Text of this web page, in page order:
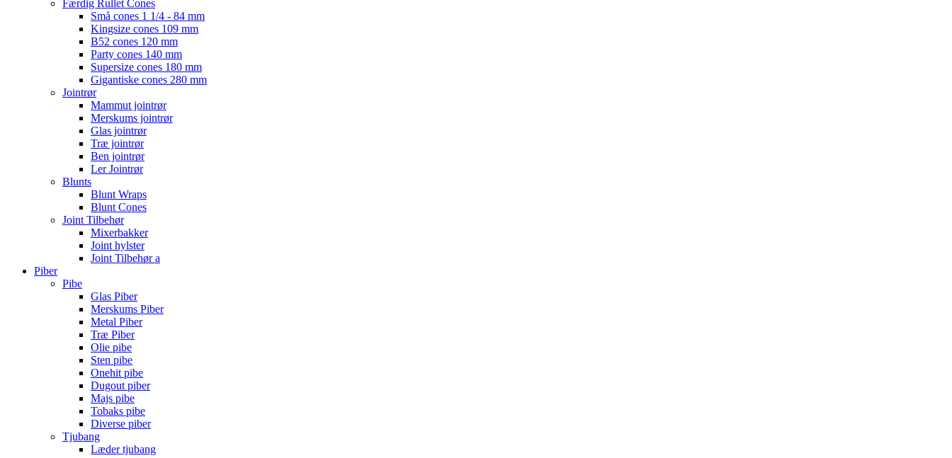
Færdig Rullet Cones
Små cones 1 1/4 - 84 mm
Kingsize cones 109 mm
B52 cones 120 mm
Party cones 140 mm
Supersize cones 180 mm
Gigantiske cones 280 mm
Jointrør
Mammut jointrør
Merskums jointrør
Glas jointrør
Træ jointrør
Ben jointrør
Ler Jointrør
Blunts
Blunt Wraps
Blunt Cones
Joint Tilbehør
Mixerbakker
Joint hylster
Joint Tilbehør a
Piber
Pibe
Glas Piber
Merskums Piber
Metal Piber
Træ Piber
Olie pibe
Sten pibe
Onehit pibe
Dugout piber
Majs pibe
Tobaks pibe
Diverse piber
Tjubang
Læder tjubang